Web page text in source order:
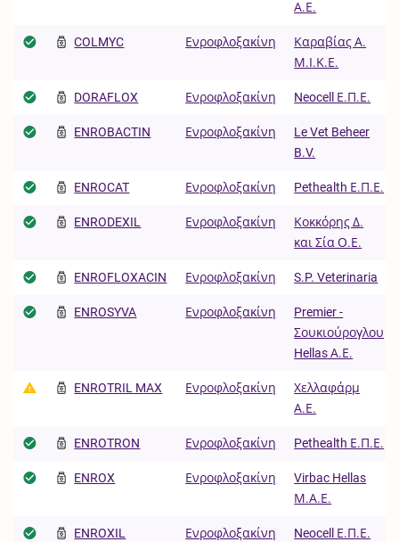
Α.Ε.
COLMYC Ενροφλοξακίνη
Καραβίας Α.
Μ.Ι.Κ.Ε.
DORAFLOX Ενροφλοξακίνη Neocell Ε.Π.Ε.
ENROBACTIN Ενροφλοξακίνη
Le Vet Beheer
B.V.
ENROCAT Ενροφλοξακίνη Pethealth Ε.Π.Ε.
ENRODEXIL Ενροφλοξακίνη
Κοκκόρης Δ.
και Σία Ο.Ε.
ENROFLOXACIN Ενροφλοξακίνη S.P. Veterinaria
ENROSYVA Ενροφλοξακίνη
Premier -
Σουκιούρογλου
Hellas Α.Ε.
ENROTRIL MAX Ενροφλοξακίνη
Χελλαφάρμ
Α.Ε.
ENROTRON Ενροφλοξακίνη Pethealth Ε.Π.Ε.
ENROX Ενροφλοξακίνη
Virbac Hellas
Μ.Α.Ε.
ENROXIL Ενροφλοξακίνη Neocell Ε.Π.Ε.